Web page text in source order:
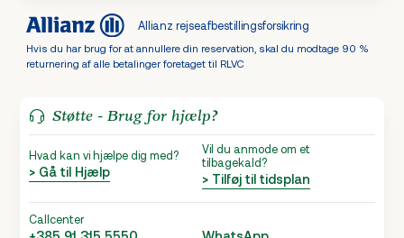
Allianz rejseafbestillingsforsikring
Hvis du har brug for at annullere din reservation, skal du modtage 90 %
returnering af alle betalinger foretaget til RLVC
Støtte - Brug for hjælp?
Hvad kan vi hjælpe dig med?
> Gå til Hjælp
Vil du anmode om et
tilbagekald?
> Tilføj til tidsplan
Callcenter